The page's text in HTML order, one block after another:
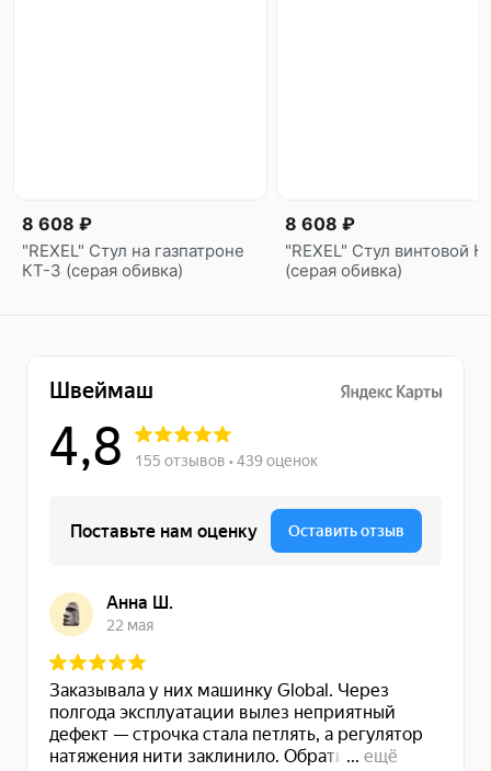
8 608 ₽
"REXEL" Стул на газпатроне
КТ-3 (серая обивка)
8 608 ₽
"REXEL" Стул винтовой
(серая обивка)